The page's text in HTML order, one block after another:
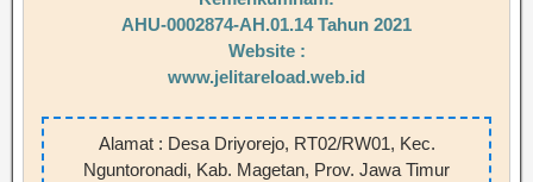
AHU-0002874-AH.01.14 Tahun 2021
Website :
www.jelitareload.web.id
Alamat : Desa Driyorejo, RT02/RW01, Kec.
Nguntoronadi, Kab. Magetan, Prov. Jawa Timur